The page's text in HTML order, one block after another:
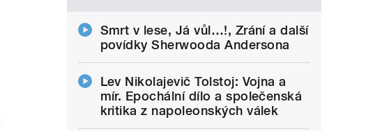
Smrt v lese, Já vůl…!, Zrání a další
povídky Sherwooda Andersona
Lev Nikolajevič Tolstoj: Vojna a
mír. Epochální dílo a společenská
kritika z napoleonských válek